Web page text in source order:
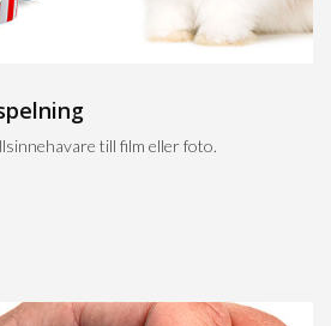
till film eller foto.